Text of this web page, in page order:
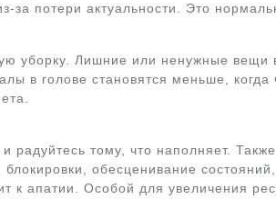
за потери актуальности. Это
уборку. Лишние или ненужные вещи
в голове становятся меньше, когда
радуйтесь тому, что наполняет.
обесценивание
к апатии. Особой для увеличения